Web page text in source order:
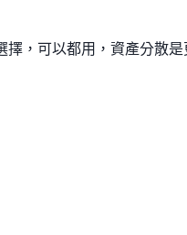
擇，可以都用，資產分散是